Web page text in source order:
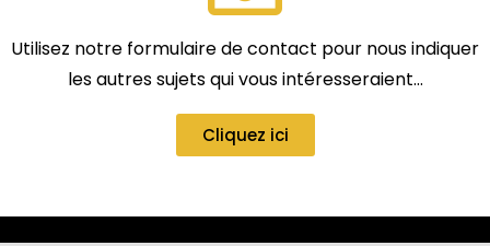
Utilisez notre formulaire de contact pour nous indiquer
les autres sujets qui vous intéresseraient…
Cliquez ici